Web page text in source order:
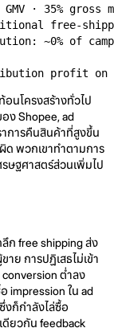
· 35% gross
free-
~0% of
profit
นโครงสร้างทั่วไป
อง Shopee, ad
าการคืนสินค้าที่สูงขึ้น
ด พวกเขาทำตามการ
ษฐศาสตร์ส่วนเพิ่มไป
ก free shipping ส่ง
ย การปฏิเสธไม่เข้า
ต่ำลง
impression ใน ad
งก็กำลังไล่ซื้อ
ดียวกัน feedback